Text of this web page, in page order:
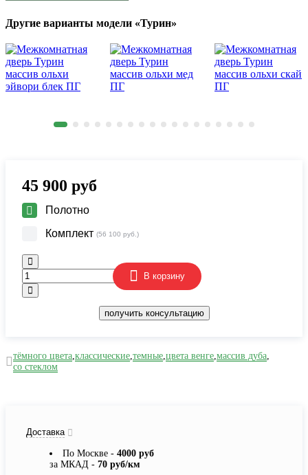
Другие варианты модели «Турин»
45 900 руб
Полотно
Комплект (56 100 руб.)
В корзину
получить консультацию
тёмного цвета,классические,темные,цвета венге,массив дуба,
со стеклом
Доставка
По Москве - 4000 руб
за МКАД - 70 руб/км